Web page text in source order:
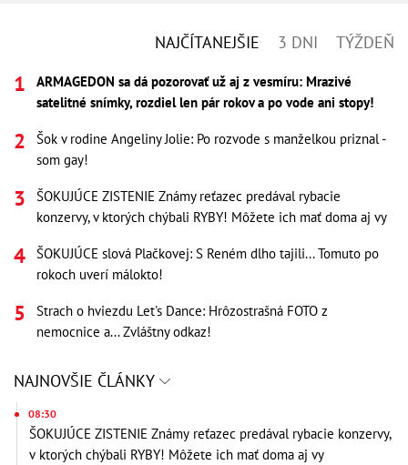
NAJČÍTANEJŠIE 3 DNI TÝŽDEŇ
ARMAGEDON sa dá pozorovať už aj z vesmíru: Mrazivé
satelitné snímky, rozdiel len pár rokov a po vode ani stopy!
Šok v rodine Angeliny Jolie: Po rozvode s manželkou priznal -
som gay!
ŠOKUJÚCE ZISTENIE Známy reťazec predával rybacie
konzervy, v ktorých chýbali RYBY! Môžete ich mať doma aj vy
ŠOKUJÚCE slová Plačkovej: S Reném dlho tajili... Tomuto po
rokoch uverí málokto!
Strach o hviezdu Let's Dance: Hrôzostrašná FOTO z
nemocnice a... Zvláštny odkaz!
NAJNOVŠIE ČLÁNKY
08:30
ŠOKUJÚCE ZISTENIE Známy reťazec predával rybacie konzervy,
v ktorých chýbali RYBY! Môžete ich mať doma aj vy